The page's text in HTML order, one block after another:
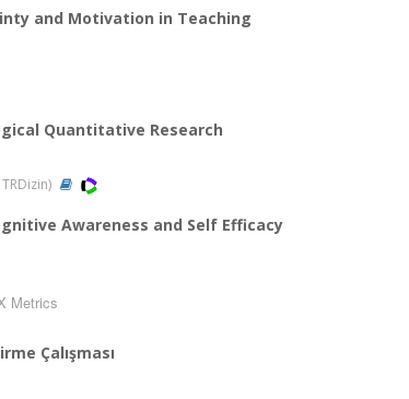
and Motivation in Teaching
Quantitative Research
Awareness and Self Efficacy
Metrics
Çalışması